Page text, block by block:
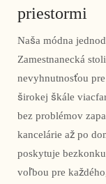
priestormi
Naša módna
Zamestnanecká
nevyhnutnosťou
širokej škále
bez problémov
kancelárie až po
poskytuje
voľbou pre